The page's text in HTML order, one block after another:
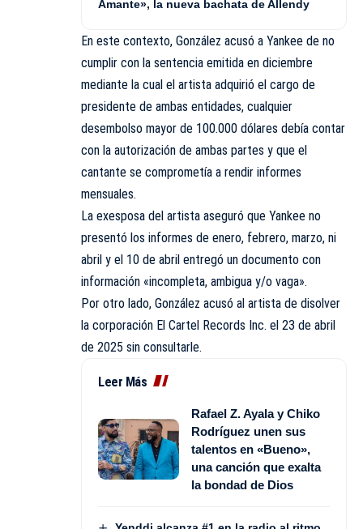
Amante», la nueva bachata de Allendy
En este contexto, González acusó a Yankee de no
cumplir con la sentencia emitida en diciembre
mediante la cual el artista adquirió el cargo de
presidente de ambas entidades, cualquier
desembolso mayor de 100.000 dólares debía contar
con la autorización de ambas partes y que el
cantante se comprometía a rendir informes
mensuales.
La exesposa del artista aseguró que Yankee no
presentó los informes de enero, febrero, marzo, ni
abril y el 10 de abril entregó un documento con
información «incompleta, ambigua y/o vaga».
Por otro lado, González acusó al artista de disolver
la corporación El Cartel Records Inc. el 23 de abril
de 2025 sin consultarle.
Leer Más
Rafael Z. Ayala y Chiko
Rodríguez unen sus
talentos en «Bueno»,
una canción que exalta
la bondad de Dios